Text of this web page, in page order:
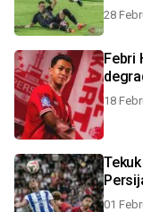
28
Febri
18
01